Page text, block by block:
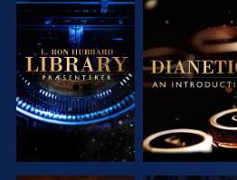
UDFORSK
SERIEN
UDFORSK
SERIEN